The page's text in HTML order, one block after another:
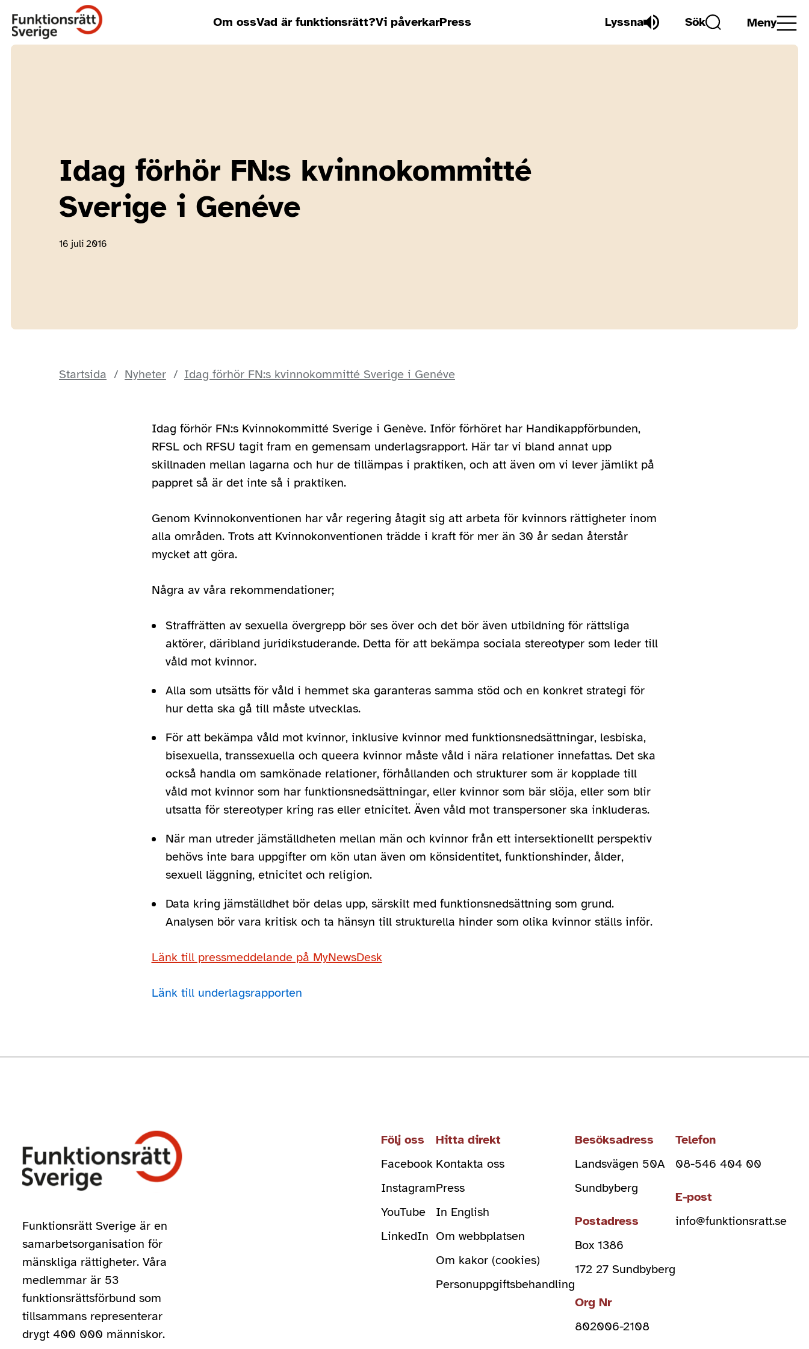
Om ossVad är funktionsrätt?Vi påverkarPress Lyssna Sök Meny
Idag förhör FN:s kvinnokommitté
Sverige i Genéve
16 juli 2016
Startsida Nyheter Idag förhör FN:s kvinnokommitté Sverige i Genéve
Idag förhör FN:s Kvinnokommitté Sverige i Genève. Inför förhöret har Handikappförbunden,
RFSL och RFSU tagit fram en gemensam underlagsrapport. Här tar vi bland annat upp
skillnaden mellan lagarna och hur de tillämpas i praktiken, och att även om vi lever jämlikt på
pappret så är det inte så i praktiken.
Genom Kvinnokonventionen har vår regering åtagit sig att arbeta för kvinnors rättigheter inom
alla områden. Trots att Kvinnokonventionen trädde i kraft för mer än 30 år sedan återstår
mycket att göra.
Några av våra rekommendationer;
Straffrätten av sexuella övergrepp bör ses över och det bör även utbildning för rättsliga
aktörer, däribland juridikstuderande. Detta för att bekämpa sociala stereotyper som leder till
våld mot kvinnor.
Alla som utsätts för våld i hemmet ska garanteras samma stöd och en konkret strategi för
hur detta ska gå till måste utvecklas.
För att bekämpa våld mot kvinnor, inklusive kvinnor med funktionsnedsättningar, lesbiska,
bisexuella, transsexuella och queera kvinnor måste våld i nära relationer innefattas. Det ska
också handla om samkönade relationer, förhållanden och strukturer som är kopplade till
våld mot kvinnor som har funktionsnedsättningar, eller kvinnor som bär slöja, eller som blir
utsatta för stereotyper kring ras eller etnicitet. Även våld mot transpersoner ska inkluderas.
När man utreder jämställdheten mellan män och kvinnor från ett intersektionellt perspektiv
behövs inte bara uppgifter om kön utan även om könsidentitet, funktionshinder, ålder,
sexuell läggning, etnicitet och religion.
Data kring jämställdhet bör delas upp, särskilt med funktionsnedsättning som grund.
Analysen bör vara kritisk och ta hänsyn till strukturella hinder som olika kvinnor ställs inför.
Länk till pressmeddelande på MyNewsDesk
Länk till underlagsrapporten
Funktionsrätt Sverige är en
samarbetsorganisation för
mänskliga rättigheter. Våra
medlemmar är 53
funktionsrättsförbund som
tillsammans representerar
drygt 400 000 människor.
Följ oss
Facebook
Instagram
YouTube
LinkedIn
Hitta direkt
Kontakta oss
Press
In English
Om webbplatsen
Om kakor (cookies)
Personuppgiftsbehandling
Besöksadress
Landsvägen 50A
Sundbyberg
Postadress
Box 1386
172 27 Sundbyberg
Org Nr
802006-2108
Telefon
08-546 404 00
E-post
info@funktionsratt.se